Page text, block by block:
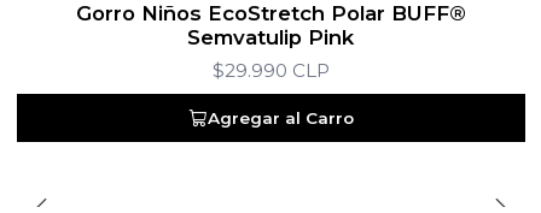
Gorro Niños EcoStretch Polar BUFF®
Semvatulip Pink
$29.990 CLP
Agregar al Carro